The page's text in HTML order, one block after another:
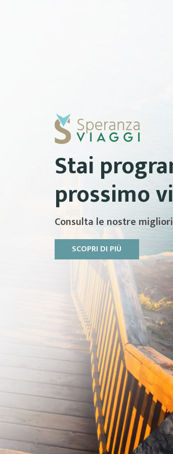
Stai
prossimo
Consulta le nostre
SCOPRI DI PIÙ